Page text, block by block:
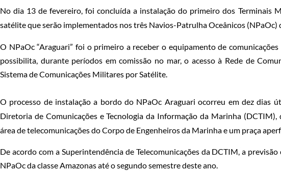
No dia 13 de fevereiro, foi concluída a instalação do primeiro dos Terminais
satélite que serão implementados nos três Navios-Patrulha Oceânicos (NPaOc)
O NPaOc “Araguari” foi o primeiro a receber o equipamento de
possibilita, durante períodos em comissão no mar, o acesso à Rede de
Sistema de Comunicações Militares por Satélite.
O processo de instalação a bordo do NPaOc Araguari ocorreu em dez dias
Diretoria de Comunicações e Tecnologia da Informação da Marinha
área de telecomunicações do Corpo de Engenheiros da Marinha e um praça
De acordo com a Superintendência de Telecomunicações da DCTIM, a
NPaOc da classe Amazonas até o segundo semestre deste ano.